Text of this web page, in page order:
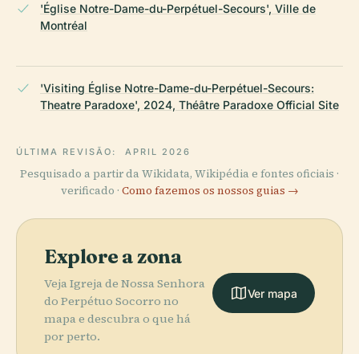
'Église Notre-Dame-du-Perpétuel-Secours', Ville de
Montréal
'Visiting Église Notre-Dame-du-Perpétuel-Secours:
Theatre Paradoxe', 2024, Théâtre Paradoxe Official Site
ÚLTIMA REVISÃO: APRIL 2026
Pesquisado a partir da Wikidata, Wikipédia e fontes oficiais ·
verificado · Como fazemos os nossos guias →
Explore a zona
Veja Igreja de Nossa Senhora
do Perpétuo Socorro no
mapa e descubra o que há
por perto.
Ver mapa